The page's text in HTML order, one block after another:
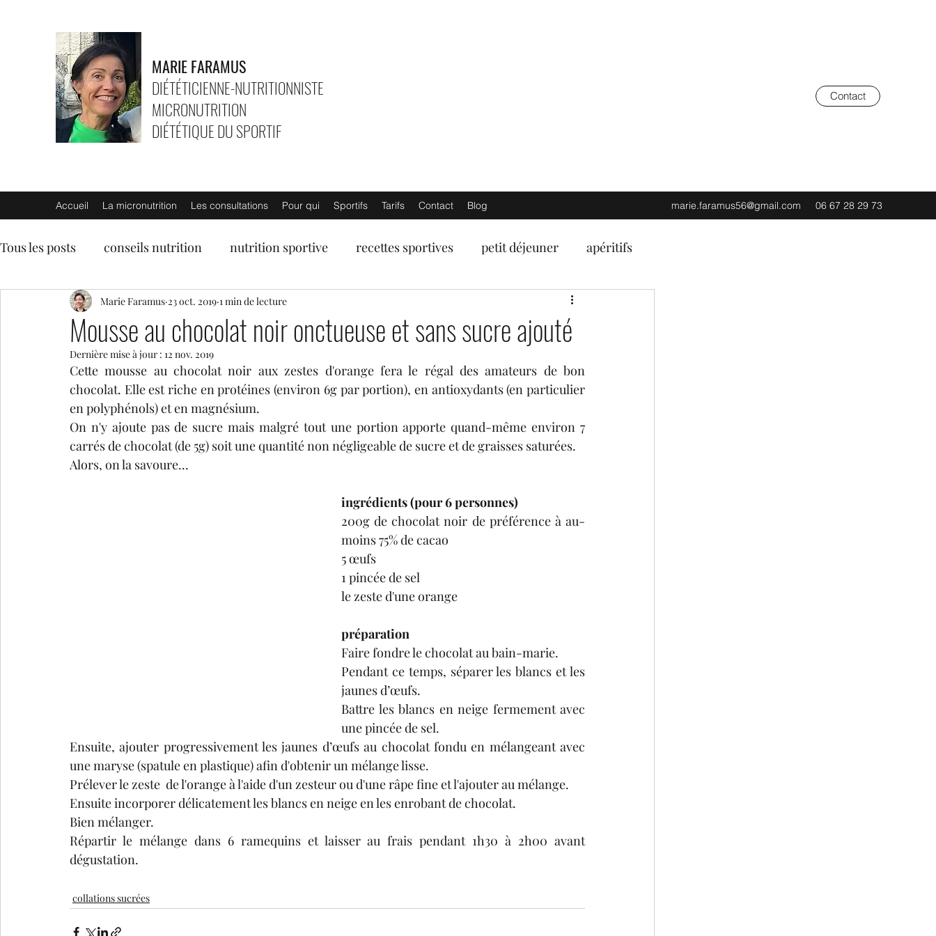
MARIE FARAMUS
DIÉTÉTICIENNE-NUTRITIONNISTE
MICRONUTRITION
DIÉTÉTIQUE DU SPORTIF
Contact
Accueil La micronutrition Les consultations Pour qui Sportifs Tarifs Contact Blog marie.faramus56@gmail.com 06 67 28 29 73
Tous les posts conseils nutrition nutrition sportive recettes sportives petit déjeuner apéritifs
soupes plats végétariens légumes viandes
tartes salées collations sucrées
Mousse au chocolat noir onctueuse et sans sucre ajouté
Marie Faramus 23 oct. 2019 1 min de lecture
Dernière mise à jour : 12 nov. 2019
Cette mousse au chocolat noir aux zestes d'orange fera le régal des amateurs de bon
chocolat. Elle est riche en protéines (environ 6g par portion), en antioxydants (en particulier
en polyphénols) et en magnésium.
On n'y ajoute pas de sucre mais malgré tout une portion apporte quand-même environ 7
carrés de chocolat (de 5g) soit une quantité non négligeable de sucre et de graisses saturées.
Alors, on la savoure...
ingrédients (pour 6 personnes)
200g de chocolat noir de préférence à au-
moins 75% de cacao
5 œufs
1 pincée de sel
le zeste d'une orange
préparation
Faire fondre le chocolat au bain-marie.
Pendant ce temps, séparer les blancs et les
jaunes d’œufs.
Battre les blancs en neige fermement avec
une pincée de sel.
Ensuite, ajouter progressivement les jaunes d’œufs au chocolat fondu en mélangeant avec
une maryse (spatule en plastique) afin d'obtenir un mélange lisse.
Prélever le zeste  de l'orange à l'aide d'un zesteur ou d'une râpe fine et l'ajouter au mélange.
Ensuite incorporer délicatement les blancs en neige en les enrobant de chocolat.
Bien mélanger.
Répartir le mélange dans 6 ramequins et laisser au frais pendant 1h30 à 2h00 avant
dégustation.
collations sucrées